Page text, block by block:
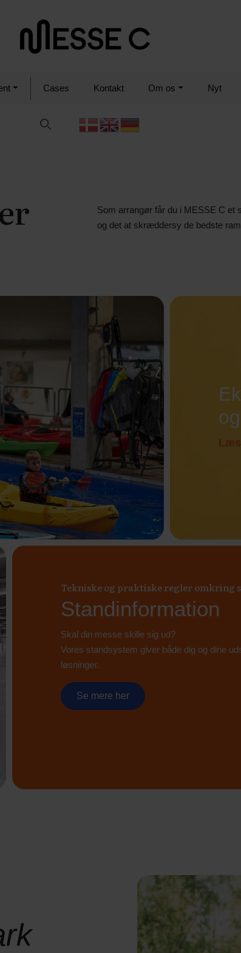
Cases Kontakt Om os Nyt
Som arrangør får du i MESSE C
og det at skræddersy de bedste
Læs
Tekniske og praktiske regler omkring
Standinformation
Skal din messe skille sig ud?
Vores standsystem giver både dig og dine
løsninger.
Se mere her